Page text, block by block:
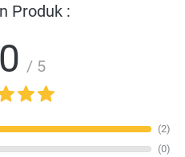
Produk :
/ 5
(2)
(0)